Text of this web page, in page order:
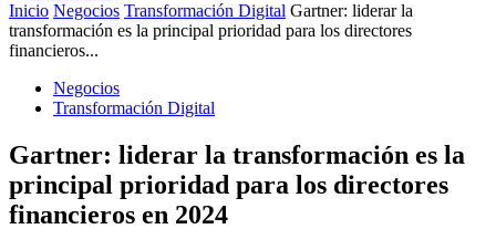
Inicio Negocios Transformación Digital Gartner: liderar la
transformación es la principal prioridad para los directores
financieros...
Negocios
Transformación Digital
Gartner: liderar la transformación es la
principal prioridad para los directores
financieros en 2024